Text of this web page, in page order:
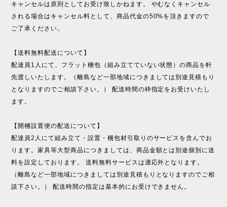
キャンセルは原則としてお受け致しかねます。 やむなくキャンセル
される場合はキャンセル料として、商品代金の50%を頂きますので
ご了承ください。
【送料無料配送について】
配達員1人にて、フラット梱包（組み立てていない状態）の商品を軒
先渡しいたします。（離島など一部地域につきましては別途見積もり
となりますのでご相談下さい。） 配送時間の枠指定をお受けいたし
ます。
【開梱設置便の配送について】
配達員2人にて組み立て・設置・梱包材引取りのサービスを含んでお
ります。家具等大型商品につきましては、商品金額とは別途個別に送
料を設定しております。 送料無料サービスは適応外となります。
（離島など一部地域につきましては別途見積もりとなりますのでご相
談下さい。） 配送時間の指定は基本的にお受けできません。